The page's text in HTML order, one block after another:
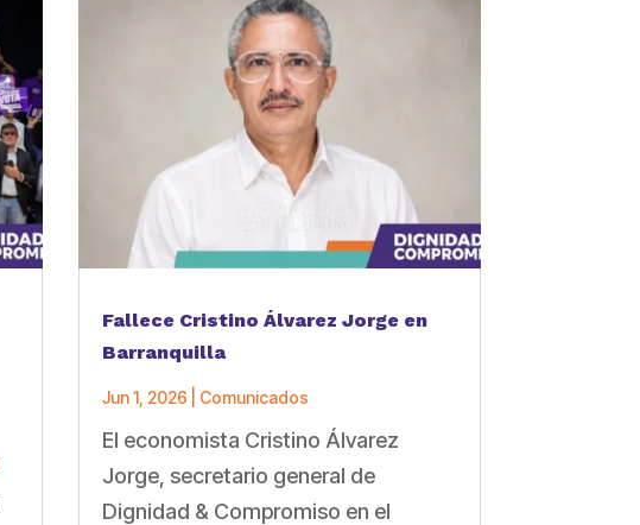
Fallece Cristino Álvarez Jorge en
Barranquilla
Jun 1, 2026 Comunicados
El economista Cristino Álvarez
Jorge, secretario general de
Dignidad & Compromiso en el